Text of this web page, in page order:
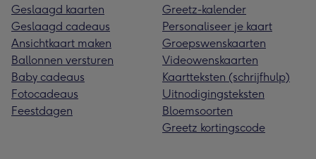
Geslaagd kaarten
Geslaagd cadeaus
Ansichtkaart maken
Ballonnen versturen
Baby cadeaus
Fotocadeaus
Feestdagen
Greetz-kalender
Personaliseer je kaart
Groepswenskaarten
Videowenskaarten
Kaartteksten (schrijfhulp)
Uitnodigingsteksten
Bloemsoorten
Greetz kortingscode